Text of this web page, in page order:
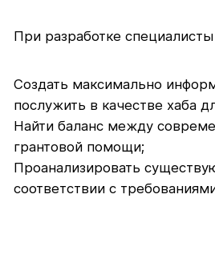
При разработке
Создать максимально
послужить в качестве хаба
Найти баланс между
грантовой помощи;
Проанализировать
соответствии с